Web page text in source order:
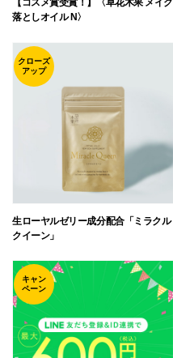
【コスメ賞受賞！】〈草花木果 メイク
落としオイル N〉
クローズ
アップ
生ローヤルゼリー成分配合「ミラクル
クイーン」
キャン
ペーン